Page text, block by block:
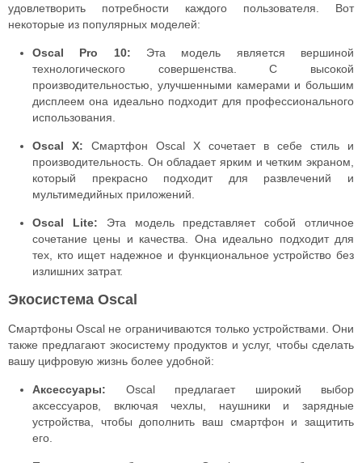
удовлетворить потребности каждого пользователя. Вот
некоторые из популярных моделей:
Oscal Pro 10: Эта модель является вершиной
технологического совершенства. С высокой
производительностью, улучшенными камерами и большим
дисплеем она идеально подходит для профессионального
использования.
Oscal X: Смартфон Oscal X сочетает в себе стиль и
производительность. Он обладает ярким и четким экраном,
который прекрасно подходит для развлечений и
мультимедийных приложений.
Oscal Lite: Эта модель представляет собой отличное
сочетание цены и качества. Она идеально подходит для
тех, кто ищет надежное и функциональное устройство без
излишних затрат.
Экосистема Oscal
Смартфоны Oscal не ограничиваются только устройствами. Они
также предлагают экосистему продуктов и услуг, чтобы сделать
вашу цифровую жизнь более удобной:
Аксессуары: Oscal предлагает широкий выбор
аксессуаров, включая чехлы, наушники и зарядные
устройства, чтобы дополнить ваш смартфон и защитить
его.